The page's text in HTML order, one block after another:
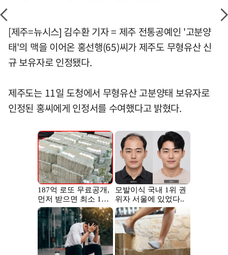
[제주=뉴시스] 김수환 기자 = 제주 전통공예인 '고분양
태'의 맥을 이어온 홍선행(65)씨가 제주도 무형유산 신
규 보유자로 인정됐다.
제주도는 11일 도청에서 무형유산 고분양태 보유자로
인정된 홍씨에게 인정서를 수여했다고 밝혔다.